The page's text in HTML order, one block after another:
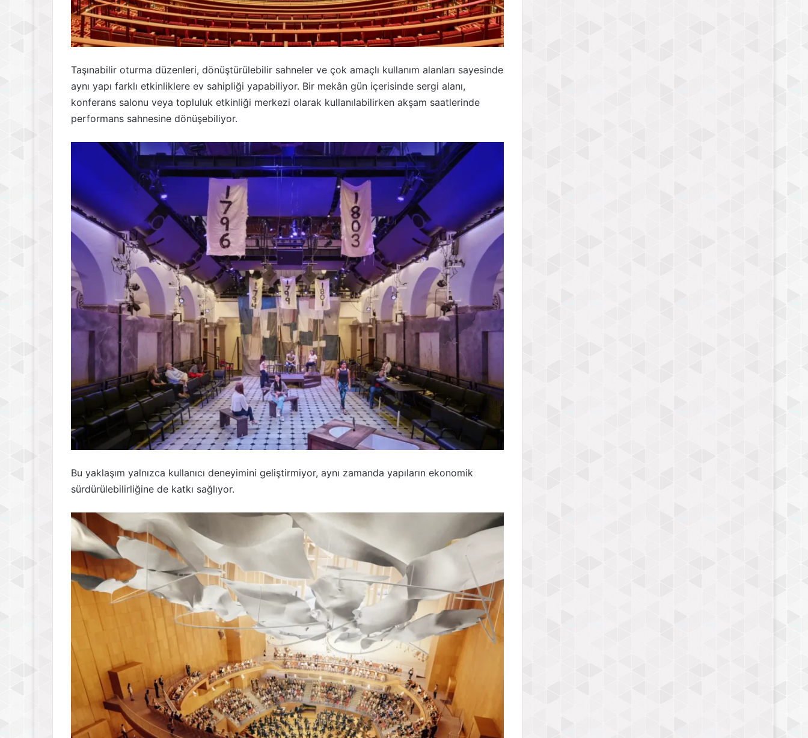
Taşınabilir oturma düzenleri, dönüştürülebilir sahneler ve çok amaçlı kullanım alanları sayesinde
aynı yapı farklı etkinliklere ev sahipliği yapabiliyor. Bir mekân gün içerisinde sergi alanı,
konferans salonu veya topluluk etkinliği merkezi olarak kullanılabilirken akşam saatlerinde
performans sahnesine dönüşebiliyor.
Bu yaklaşım yalnızca kullanıcı deneyimini geliştirmiyor, aynı zamanda yapıların ekonomik
sürdürülebilirliğine de katkı sağlıyor.